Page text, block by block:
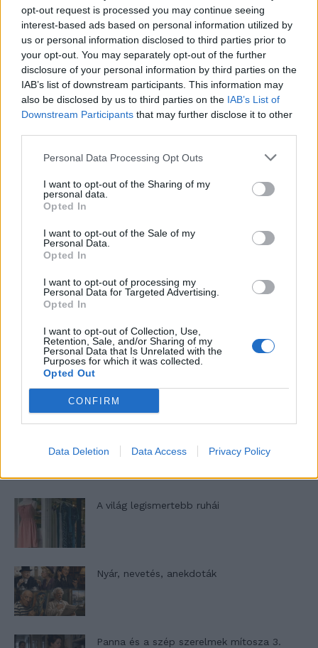
opt-out request is processed you may continue seeing
interest-based ads based on personal information utilized by
us or personal information disclosed to third parties prior to
your opt-out. You may separately opt-out of the further
disclosure of your personal information by third parties on the
IAB’s list of downstream participants. This information may
also be disclosed by us to third parties on the IAB’s List of
Downstream Participants that may further disclose it to other
Personal Data Processing Opt Outs
I want to opt-out of the Sharing of my
personal data.
Opted In
I want to opt-out of the Sale of my
Personal Data.
Opted In
I want to opt-out of processing my
Personal Data for Targeted Advertising.
Opted In
I want to opt-out of Collection, Use,
Retention, Sale, and/or Sharing of my
Personal Data that Is Unrelated with the
Purposes for which it was collected.
Opted Out
CONFIRM
Data Deletion Data Access Privacy Policy
Minka 12. rész
Minka 11. rész
T. szereti a fiatal lányokat 14. rész
Pedig szóltam… – Miért nem hiszünk a
nőknek, amikor segítséget kérnek?
A legidegesítőbb kifejezések laza
A világ legismertebb ruhái
Nyár, nevetés, anekdoták
Panna és a szép szerelmek mítosza 3.